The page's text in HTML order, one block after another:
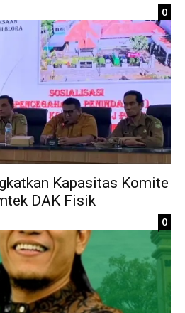
0
Kapasitas Komite
DAK Fisik
0